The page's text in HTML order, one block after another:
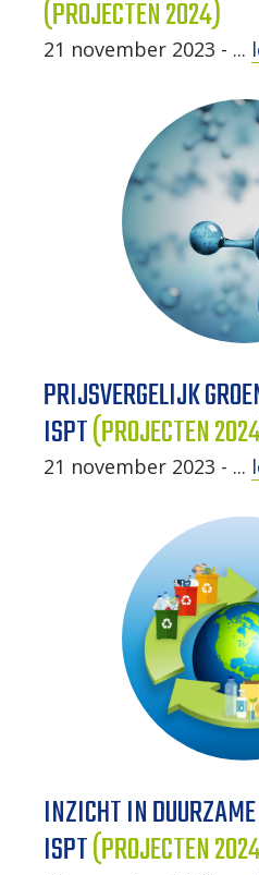
(PROJECTEN 2024)
21 november 2023 - ...
PRIJSVERGELIJK
ISPT(PROJECTEN
21 november 2023 - ...
INZICHT IN
ISPT(PROJECTEN